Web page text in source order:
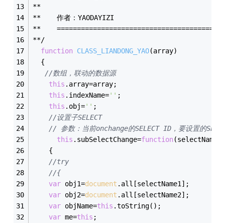
**
**    作者：YAODAYIZI
**
**/
function CLASS_LIANDONG_YAO(array)
{
//数组，联动的数据源
this .array=array;
this .indexName='' ;
this .obj='' ;
//设置子SELECT
// 参数：当前onchange的SELECT ID，要设置的
this .subSelectChange=function(
{
//try
//{
var obj1=document .all[selectName1];
var obj2=document .all[selectName2];
var objName=this .toString();
var me=this ;